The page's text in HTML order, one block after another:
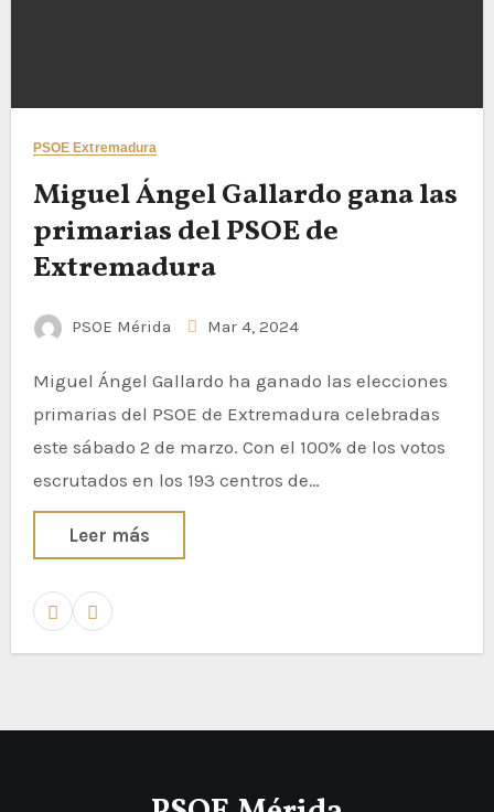
PSOE Extremadura
Miguel Ángel Gallardo gana las
primarias del PSOE de
Extremadura
PSOE Mérida Mar 4, 2024
Miguel Ángel Gallardo ha ganado las elecciones
primarias del PSOE de Extremadura celebradas
este sábado 2 de marzo. Con el 100% de los votos
escrutados en los 193 centros de…
Leer más